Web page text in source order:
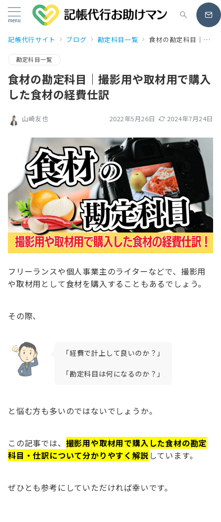
menu
記帳代行サイト ブログ 勘定科目一覧 食材の勘定科目｜撮影用や取材用で購入した食材の経費仕訳
勘定科目一覧
食材の勘定科目｜撮影用や取材用で購入
した食材の経費仕訳
2022年5月26日 2024年7月24日
山崎友也
フリーランスや個人事業主のライターなどで、撮影用
や取材用として食材を購入することもあるでしょう。
その際、
「経費で計上して良いのか？」
「勘定科目は何になるのか？」
と悩む方も多いのではないでしょうか。
この記事では、 撮影用や取材用で購入した食材の勘定
科目・仕訳について分かりやすく解説 しています。
ぜひとも参考にしていただければ幸いです。